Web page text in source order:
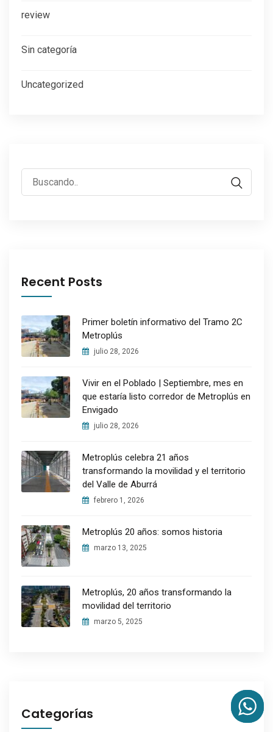
review
Sin categoría
Uncategorized
Buscar:
Recent Posts
Primer boletín informativo del Tramo 2C
Metroplús
julio 28, 2026
Vivir en el Poblado | Septiembre, mes en
que estaría listo corredor de Metroplús en
Envigado
julio 28, 2026
Metroplús celebra 21 años
transformando la movilidad y el territorio
del Valle de Aburrá
febrero 1, 2026
Metroplús 20 años: somos historia
marzo 13, 2025
Metroplús, 20 años transformando la
movilidad del territorio
marzo 5, 2025
Categorías